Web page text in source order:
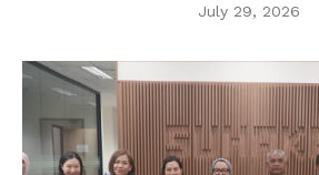
July 29, 2026